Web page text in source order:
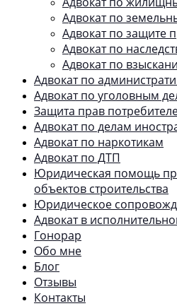
Адвокат по
Адвокат по защите
Адвокат по
Адвокат по
Адвокат по
Адвокат по уголовным
Защита прав
Адвокат по делам
Адвокат по наркотикам
Адвокат по ДТП
Юридическая помощь
объектов строительства
Юридическое
Адвокат в
Гонорар
Обо мне
Блог
Отзывы
Контакты